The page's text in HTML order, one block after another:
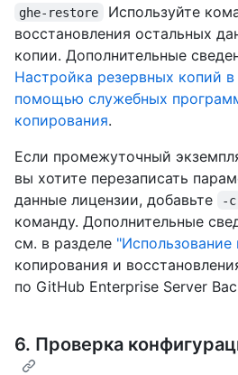
ghe-restore
Используйте
восстановления остальных
копии. Дополнительные
Настройка резервных копий в
помощью служебных
копирования.
Если промежуточный
вы хотите перезаписать
данные лицензии, добавьте
-c
команду. Дополнительные
см. в разделе "Использование
копирования и
по GitHub Enterprise Server
6. Проверка